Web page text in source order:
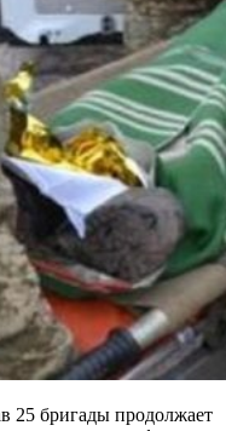
25 бригады продолжает